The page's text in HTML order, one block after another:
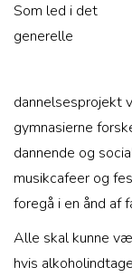
Som led i det
generelle
dannelsesprojekt
gymnasierne
dannende og
musikcafeer og
foregå i en ånd af
Alle skal kunne
hvis